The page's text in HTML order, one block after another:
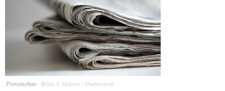
Artikel
Presseschau
Publikationen
Presseschau Brian A Jackson / Shutterstock